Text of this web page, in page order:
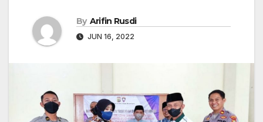
By Arifin Rusdi
JUN 16, 2022